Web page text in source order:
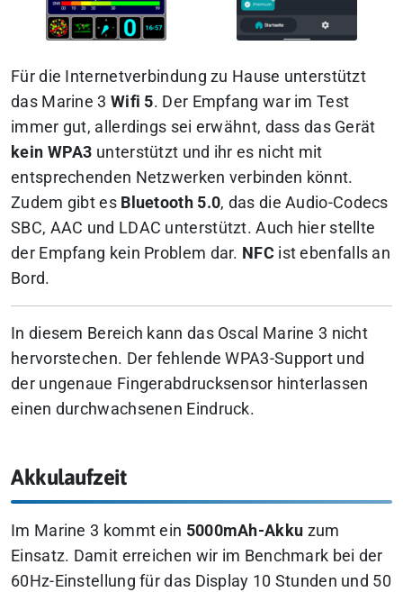
Für die Internetverbindung zu Hause unterstützt
das Marine 3 Wifi 5. Der Empfang war im Test
immer gut, allerdings sei erwähnt, dass das Gerät
kein WPA3 unterstützt und ihr es nicht mit
entsprechenden Netzwerken verbinden könnt.
Zudem gibt es Bluetooth 5.0, das die Audio-Codecs
SBC, AAC und LDAC unterstützt. Auch hier stellte
der Empfang kein Problem dar. NFCist ebenfalls an
Bord.
In diesem Bereich kann das Oscal Marine 3 nicht
hervorstechen. Der fehlende WPA3-Support und
der ungenaue Fingerabdrucksensor hinterlassen
einen durchwachsenen Eindruck.
Akkulaufzeit
Im Marine 3 kommt ein 5000mAh-Akku zum
Einsatz. Damit erreichen wir im Benchmark bei der
60Hz-Einstellung für das Display 10 Stunden und 50